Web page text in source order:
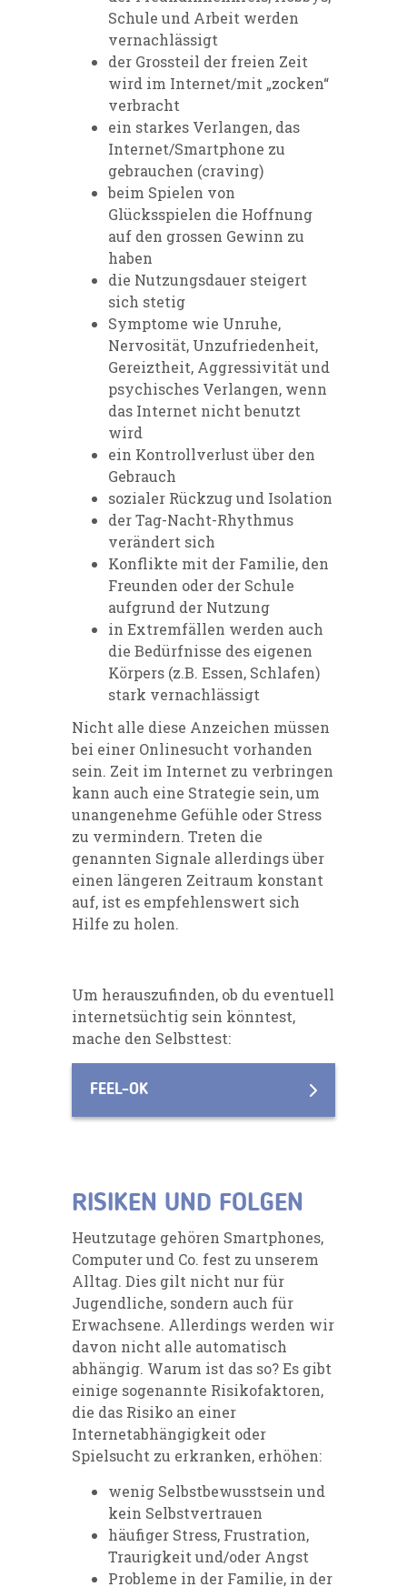
Schule und Arbeit werden
vernachlässigt
der Grossteil der freien Zeit
wird im Internet/mit „zocken“
verbracht
ein starkes Verlangen, das
Internet/Smartphone zu
gebrauchen (craving)
beim Spielen von
Glücksspielen die Hoffnung
auf den grossen Gewinn zu
haben
die Nutzungsdauer steigert
sich stetig
Symptome wie Unruhe,
Nervosität, Unzufriedenheit,
Gereiztheit, Aggressivität und
psychisches Verlangen, wenn
das Internet nicht benutzt
wird
ein Kontrollverlust über den
Gebrauch
sozialer Rückzug und Isolation
der Tag-Nacht-Rhythmus
verändert sich
Konflikte mit der Familie, den
Freunden oder der Schule
aufgrund der Nutzung
in Extremfällen werden auch
die Bedürfnisse des eigenen
Körpers (z.B. Essen, Schlafen)
stark vernachlässigt
Nicht alle diese Anzeichen müssen
bei einer Onlinesucht vorhanden
sein. Zeit im Internet zu verbringen
kann auch eine Strategie sein, um
unangenehme Gefühle oder Stress
zu vermindern. Treten die
genannten Signale allerdings über
einen längeren Zeitraum konstant
auf, ist es empfehlenswert sich
Hilfe zu holen.
Um herauszufinden, ob du eventuell
internetsüchtig sein könntest,
mache den Selbsttest:
FEEL-OK
RISIKEN UND FOLGEN
Heutzutage gehören Smartphones,
Computer und Co. fest zu unserem
Alltag. Dies gilt nicht nur für
Jugendliche, sondern auch für
Erwachsene. Allerdings werden wir
davon nicht alle automatisch
abhängig. Warum ist das so? Es gibt
einige sogenannte Risikofaktoren,
die das Risiko an einer
Internetabhängigkeit oder
Spielsucht zu erkranken, erhöhen:
wenig Selbstbewusstsein und
kein Selbstvertrauen
häufiger Stress, Frustration,
Traurigkeit und/oder Angst
Probleme in der Familie, in der